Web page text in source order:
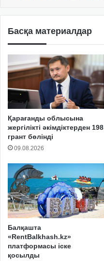
Басқа материалдар
Қарағанды облысына
жергілікті әкімдіктерден 198
грант бөлінді
09.08.2026
Балқашта
«RentBalkhash.kz»
платформасы іске
қосылды